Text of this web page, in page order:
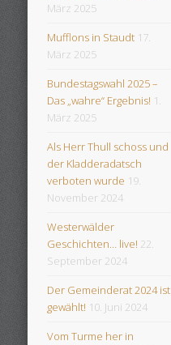
März 2025
Mufflons in Staudt 17.
März 2025
Bundestagswahl 2025 –
Das „wahre“ Ergebnis! 1.
März 2025
Als Herr Thull schoss und
der Kladderadatsch
verboten wurde 19.
November 2024
Westerwälder
Geschichten… live! 22.
September 2024
Der Gemeinderat 2024 ist
gewählt! 10. Juni 2024
Vom Turme her in